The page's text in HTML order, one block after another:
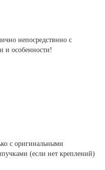
непосредствнно с
и особенности!
с оригинальными
(если нет креплений)